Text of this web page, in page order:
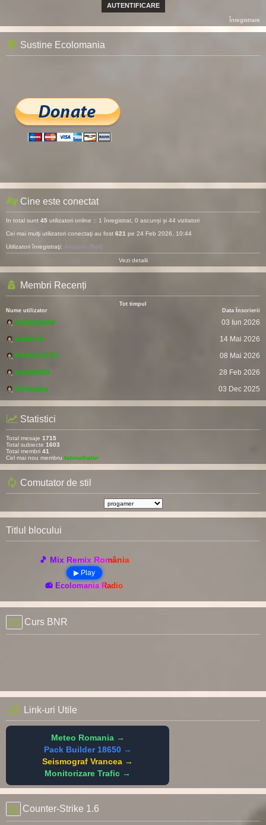
Înregistrare
Sustine Ecolomania
Cine este conectat
In total sunt 45 utilizatori online :: 1 înregistrat, 0 ascunși și 44 vizitatori
Cei mai mulţi utilizatori conectaţi au fost 621 pe 24 Feb 2026, 10:44
Utilizatori înregistraţi: Amazon [Bot]
Vezi detalii
Membri Recenți
Tot timpul
Nume utilizator
Data Înscrierii
fatimathahir
03 Iun 2026
vladcvm
14 Mai 2026
fresh215250
08 Mai 2026
pomitil436
28 Feb 2026
Devendra
03 Dec 2025
Statistici
Total mesaje 1715
Total subiecte 1603
Total membri 41
Cel mai nou membru fatimathahir
Comutator de stil
Titlul blocului
🎵 Mix Remix România
▶ Play
📻 Ecolomania Radio
Curs BNR
Link-uri Utile
Meteo Romania →
Pack Builder 18650 →
Seismograf Vrancea →
Monitorizare Trafic →
Counter-Strike 1.6